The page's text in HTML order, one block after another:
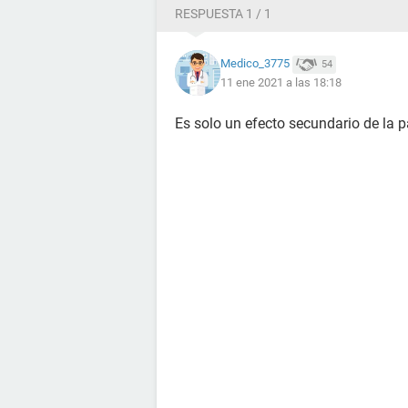
RESPUESTA 1 / 1
Medico_3775 54
11 ene 2021 a las 18:18
Es solo un efecto secundario de la